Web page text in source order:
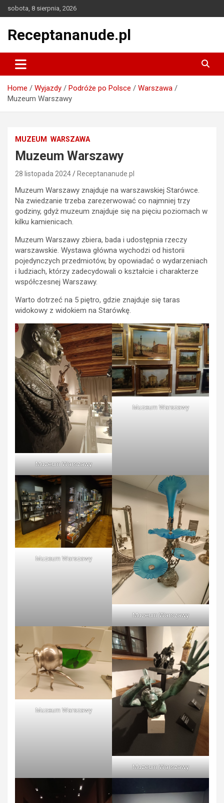
to
sobota, 8 sierpnia, 2026
Receptananude.pl
Home Wyjazdy Podróże po Polsce
Warszawa
Muzeum Warszawy
MUZEUM WARSZAWA
Muzeum Warszawy
28 listopada 2024 Receptananude.pl
Muzeum Warszawy znajduje na warszawskiej Starówce.
Na zwiedzanie trzeba zarezerwować co najmniej trzy
godziny, gdyż muzeum znajduje się na pięciu poziomach w
kilku kamienicach.
Muzeum Warszawy zbiera, bada i udostępnia rzeczy
warszawskie. Wystawa główna wychodzi od historii
pojedynczych przedmiotów, by opowiadać o wydarzeniach
i ludziach, którzy zadecydowali o kształcie i charakterze
współczesnej Warszawy.
Warto dotrzeć na 5 piętro, gdzie znajduje się taras
widokowy z widokiem na Starówkę.
Muzeum Warszawy
Muzeum Warszawy
Muzeum Warszawy
Muzeum Warszawy
Muzeum Warszawy
Muzeum Warszawy